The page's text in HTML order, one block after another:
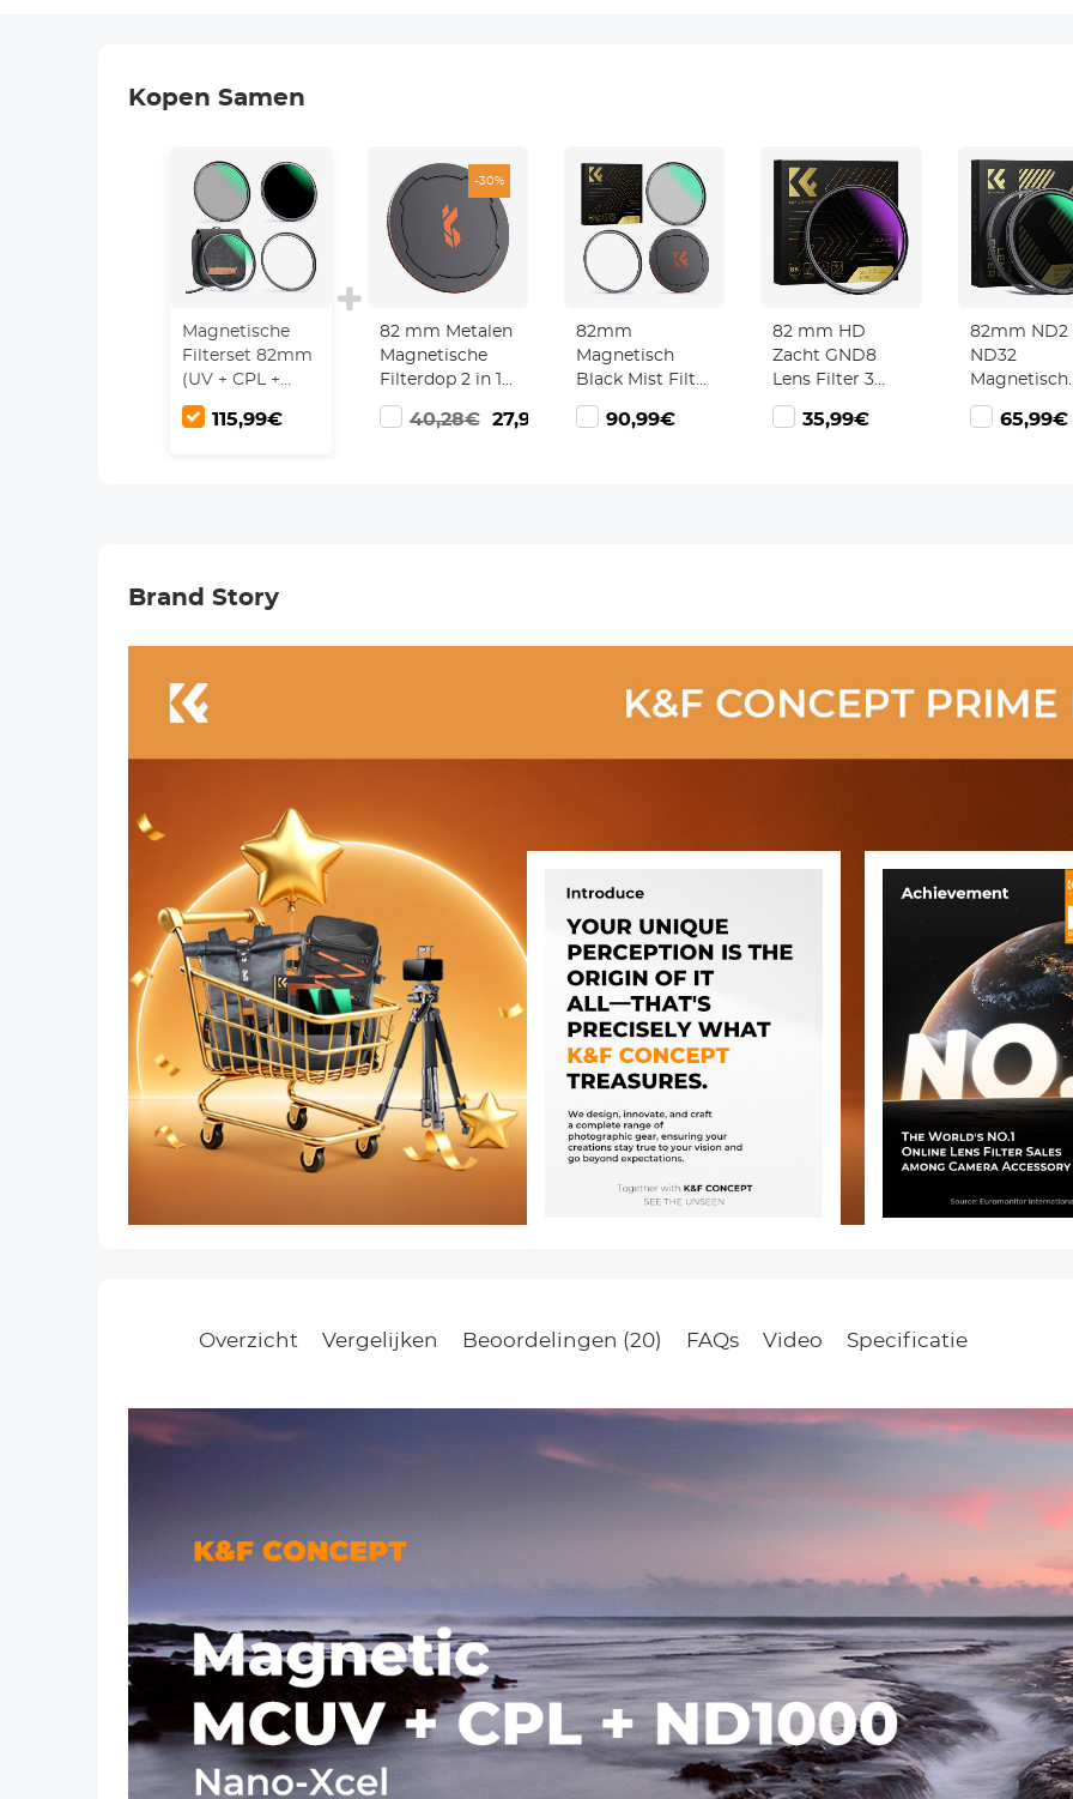
Kopen Samen
Magnetische
Filterset 82mm
(UV + CPL +
ND1000 +
Basisring) 1s
115,99€
-30%
82 mm Metalen
Magnetische
Filterdop 2 in 1
Inschroefbare
Lensdop
40,28€ 27,99€
82mm
Magnetisch
Black Mist Filter
1/8 Lens Filter
Voor Speciale
90,99€
82 mm HD
Zacht GND8
Lens Filter 3
Stops (0.9)
Zacht
Optisch Filter
Coating Nano
Xcel Serie
35,99€
82mm ND2
ND32
Magnetisch
Filter
ND Filter (1-5
65,99€
Brand Story
Overzicht Vergelijken Beoordelingen (20) FAQs Video Specificatie